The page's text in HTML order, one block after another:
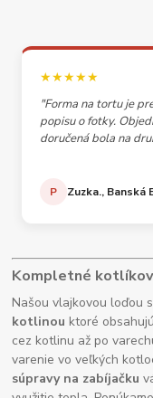
★★★★★
"Forma na tortu je
popisu o fotky.
doručená bola na
P Zuzka., Banská
Kompletné
Našou vlajkovou loďou
kotlinou ktoré
cez kotlinu až po
varenie vo veľkých
súpravy na zabíjačku